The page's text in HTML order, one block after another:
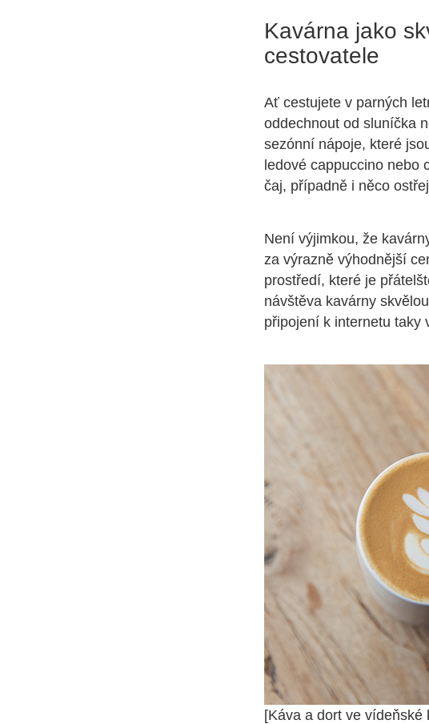
Kavárna jako
cestovatele
Ať cestujete v parných
oddechnout od sluníčka
sezónní nápoje, které
ledové cappuccino nebo
čaj, případně i něco
Není výjimkou, že
za výrazně výhodnější
prostředí, které je
návštěva kavárny
připojení k internetu taky
[Káva a dort ve vídeňské